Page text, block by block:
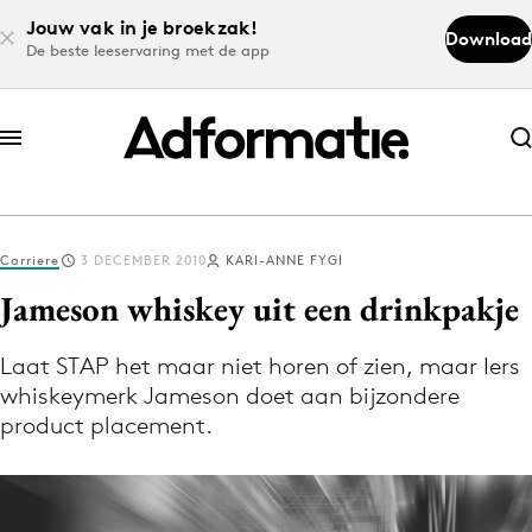
Jouw vak in je broekzak!
De beste leeservaring met de app
Download
Abonneer nu
Abonneer nu
Log in
Download de app
Volg het laatste nieuws via de Adformatie
Nieuws app
Carriere 3 DECEMBER 2010 KARI-ANNE FYGI
Jameson whiskey uit een drinkpakje
Laat STAP het maar niet horen of zien, maar Iers
whiskeymerk Jameson doet aan bijzondere
product placement.